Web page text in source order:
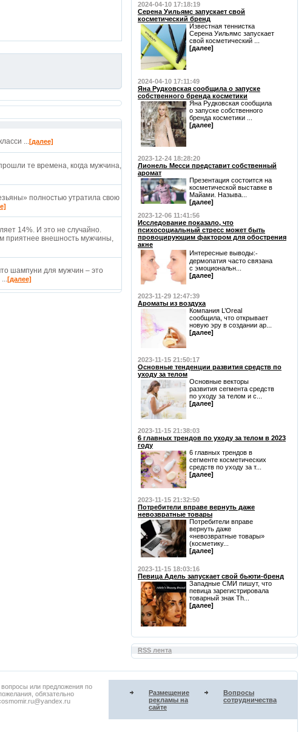
...[далее]
те времена, когда мужчина,
полностью утратила свою
14%. И это не случайно.
приятнее внешность мужчины,
шампуни для мужчин – это
...[далее]
2024-04-10 17:18:19
Серена Уильямс запускает свой
косметический бренд
Известная теннистка
Серена Уильямс запускает
свой косметический ...
[далее]
2024-04-10 17:11:49
Яна Рудковская сообщила о запуске
собственного бренда косметики
Яна Рудковская сообщила
о запуске собственного
бренда косметики ...
[далее]
2023-12-24 18:28:20
Лионель Месси представит собственный
аромат
Презентация состоится на
косметической выставке в
Майами. Называ...
[далее]
2023-12-06 11:41:56
Исследование показало, что
психосоциальный стресс может быть
провоцирующим фактором для обострения
акне
Интересные выводы:⁃
дермопатия часто связана
с эмоциональн...
[далее]
2023-11-29 12:47:39
Ароматы из воздуха
Компания L’Oreal
сообщила, что открывает
новую эру в создании ар...
[далее]
2023-11-15 21:50:17
Основные тенденции развития средств по
уходу за телом
Основные векторы
развития сегмента средств
по уходу за телом и с...
[далее]
2023-11-15 21:38:03
6 главных трендов по уходу за телом в 2023
году
6 главных трендов в
сегменте косметических
средств по уходу за т...
[далее]
2023-11-15 21:32:50
Потребители вправе вернуть даже
невозвратные товары
Потребители вправе
вернуть даже
«невозвратные товары»
(косметику...
[далее]
2023-11-15 18:03:16
Певица Адель запускает свой бьюти-бренд
Западные СМИ пишут, что
певица зарегистрировала
товарный знак Th...
[далее]
RSS лента
или предложения по
обязательно
Размещение
рекламы на
сайте
Вопросы
сотрудничества